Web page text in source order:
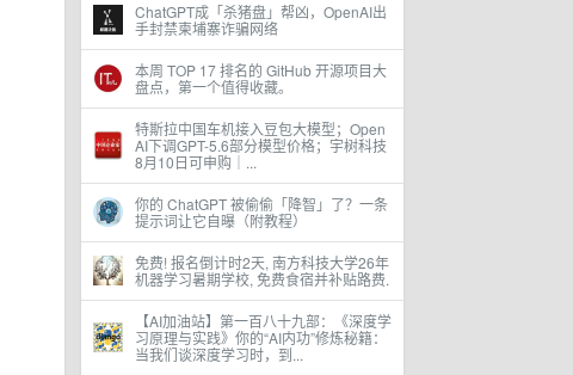
ChatGPT成「杀猪盘」帮凶，OpenAI出
手封禁柬埔寨诈骗网络
本周 TOP 17 排名的 GitHub 开源项目大
盘点，第一个值得收藏。
特斯拉中国车机接入豆包大模型；Open
AI下调GPT-5.6部分模型价格；宇树科技
8月10日可申购｜...
你的 ChatGPT 被偷偷「降智」了？一条
提示词让它自曝（附教程）
免费! 报名倒计时2天, 南方科技大学26年
机器学习暑期学校, 免费食宿并补贴路费.
【AI加油站】第一百八十九部：《深度学
习原理与实践》你的“AI内功”修炼秘籍：
当我们谈深度学习时，到...